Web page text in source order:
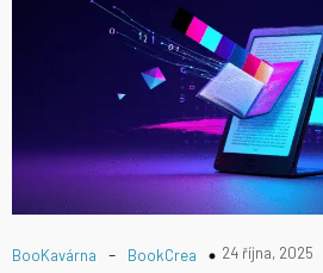
BooKavárna - BookCrea 24 října, 2025